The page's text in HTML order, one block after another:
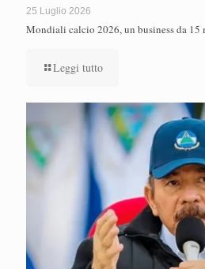
25 Luglio 2026
Mondiali calcio 2026, un business da 15
Leggi tutto